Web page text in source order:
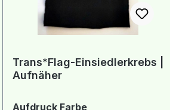
Trans*Flag-Einsiedlerkrebs |
Aufnäher
Aufdruck Farbeauswählen